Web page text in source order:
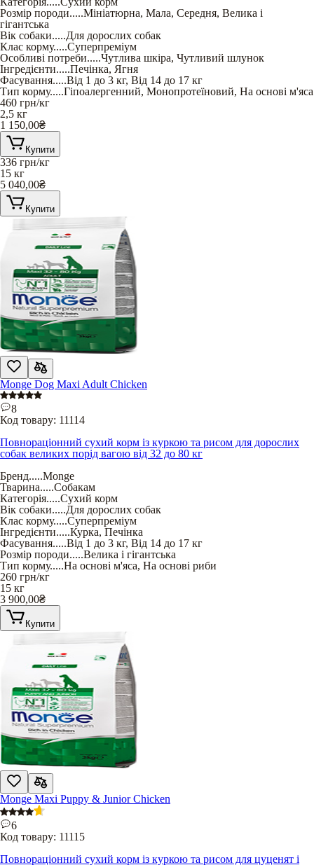
Розмір породи.....Мініатюрна, Мала, Середня, Велика і
гігантська
Вік собаки.....Для дорослих собак
Клас корму.....Суперпреміум
Особливі потреби.....Чутлива шкіра, Чутливий шлунок
Інгредієнти.....Печінка, Ягня
Фасування.....Від 1 до 3 кг, Від 14 до 17 кг
Тип корму.....Гіпоалергенний, Монопротеїновий, На основі м'яса
460 грн/кг
2,5 кг
1 150,00₴
Купити
336 грн/кг
15 кг
5 040,00₴
Купити
Monge Dog Maxi Adult Chicken
8
Код товару: 11114
Повнораціонний сухий корм із куркою та рисом для дорослих
собак великих порід вагою від 32 до 80 кг
Бренд.....Monge
Тварина.....Собакам
Категорія.....Сухий корм
Вік собаки.....Для дорослих собак
Клас корму.....Суперпреміум
Інгредієнти.....Курка, Печінка
Фасування.....Від 1 до 3 кг, Від 14 до 17 кг
Розмір породи.....Велика і гігантська
Тип корму.....На основі м'яса, На основі риби
260 грн/кг
15 кг
3 900,00₴
Купити
Monge Maxi Puppy & Junior Chicken
6
Код товару: 11115
Повнораціонний сухий корм із куркою та рисом для цуценят і